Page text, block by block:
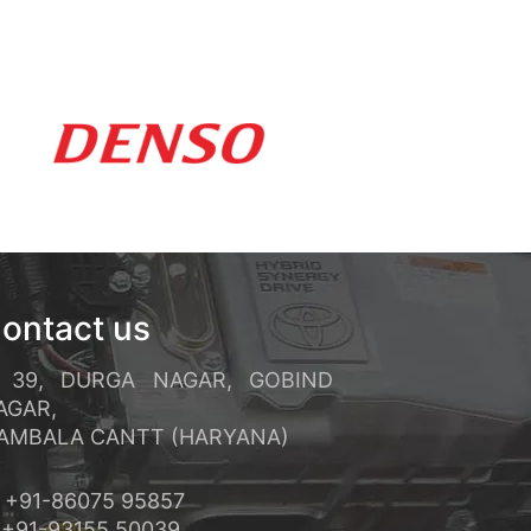
us
DURGA NAGAR, GOBIND
CANTT (HARYANA)
+91-86075 95857